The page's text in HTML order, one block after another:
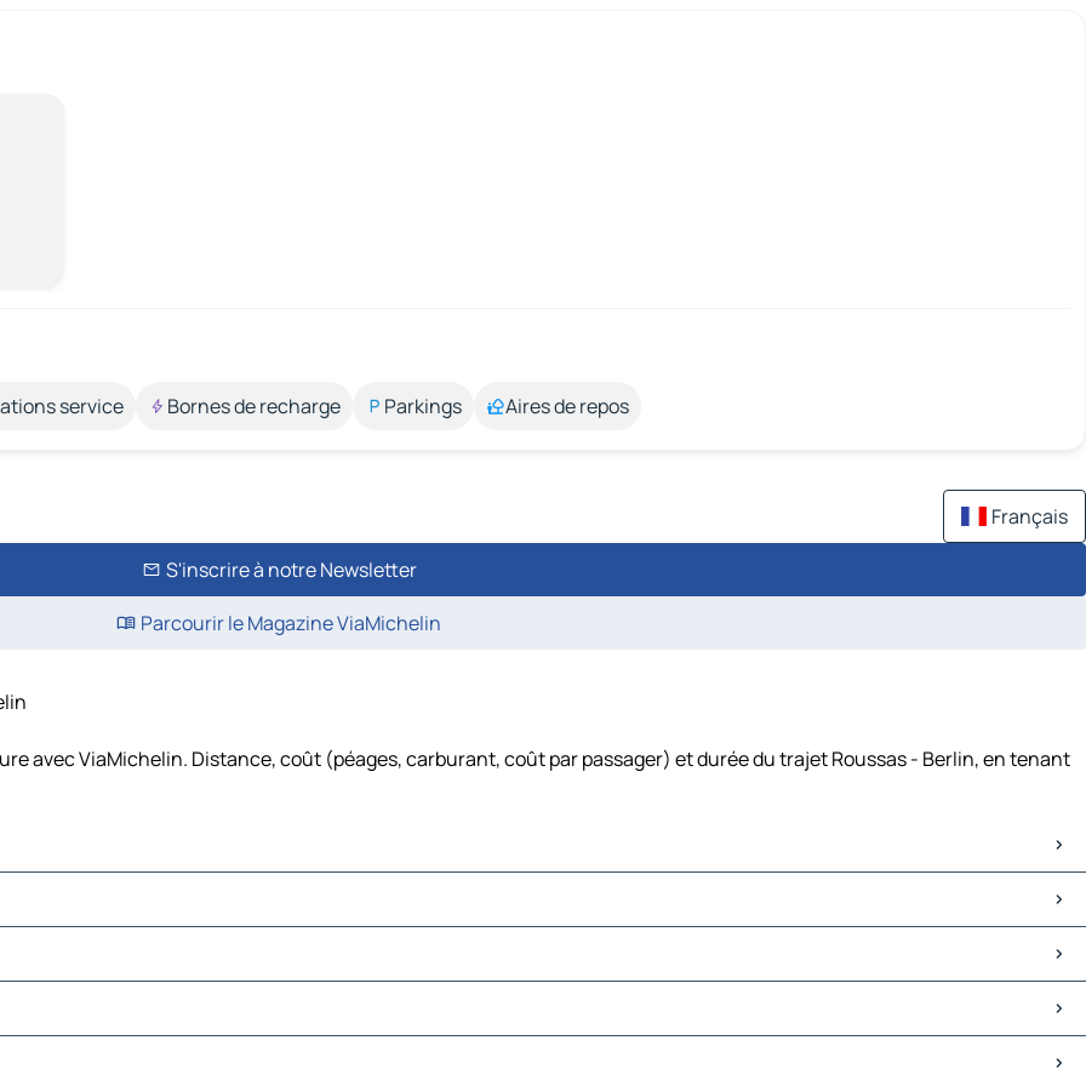
service Bornes de recharge Parkings Aires de repos
Français
S'inscrire à notre Newsletter
Parcourir le Magazine ViaMichelin
avec ViaMichelin. Distance, coût (péages, carburant, coût par passager) et durée du trajet Roussas - Berlin, en tenant